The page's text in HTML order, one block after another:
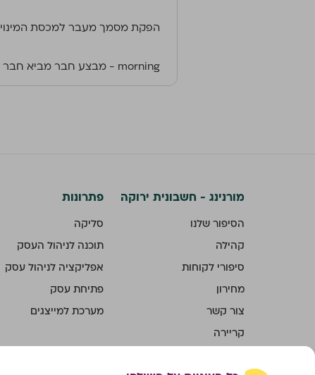
הפקת מסמך מעבר למכסת המינוי
morning - מבצע חבר מביא חבר
מורנינג - חשבונית ירוקה
הסיפור שלנו
קהילה
סיפורי לקוחות
מחירון
צור קשר
קריירה
פתרונות
סליקה
תוכנה לניהול העסק
אפליקציה לניהול עסק
פתיחת עסק
מערכת למייצגים